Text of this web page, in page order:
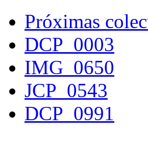
Próximas
DCP_0003
IMG_0650
JCP_0543
DCP_0991